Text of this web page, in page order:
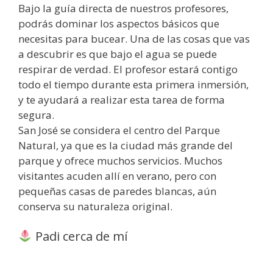
Bajo la guía directa de nuestros profesores,
podrás dominar los aspectos básicos que
necesitas para bucear. Una de las cosas que vas
a descubrir es que bajo el agua se puede
respirar de verdad. El profesor estará contigo
todo el tiempo durante esta primera inmersión,
y te ayudará a realizar esta tarea de forma
segura.
San José se considera el centro del Parque
Natural, ya que es la ciudad más grande del
parque y ofrece muchos servicios. Muchos
visitantes acuden allí en verano, pero con
pequeñas casas de paredes blancas, aún
conserva su naturaleza original.
Padi cerca de mí